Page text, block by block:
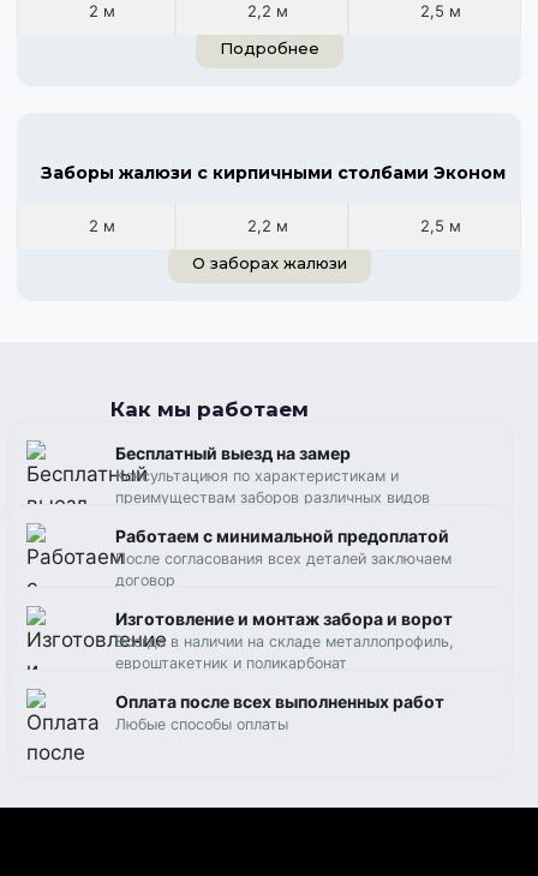
2 м 2,2 м
2,5 м
Подробнее
Заборы жалюзи с кирпичными столбами Эконом
2 м 2,2 м
2,5 м
О заборах жалюзи
Как мы работаем
Бесплатный выезд на замер
Консультациюя по характеристикам и
преимуществам заборов различных видов
Работаем c минимальной предоплатой
После согласования всех деталей заключаем
договор
Изготовление и монтаж забора и ворот
Всегда в наличии на складе металлопрофиль,
евроштакетник и поликарбонат
Оплата после всех выполненных работ
Любые способы оплаты